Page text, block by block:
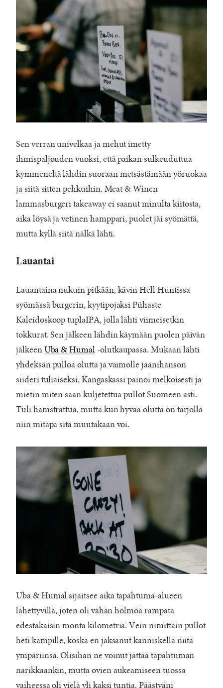
Sen verran univelkaa ja mehut imetty
ihmispaljouden vuoksi, että paikan sulkeuduttua
kymmeneltä lähdin suoraan metsästämään yöruokaa
ja siitä sitten pehkuihin. Meat & Winen
lammasburgeri takeaway ei saanut minulta kiitosta,
aika löysä ja vetinen hamppari, puolet jäi syömättä,
mutta kyllä siitä nälkä lähti.
Lauantai
Lauantaina nukuin pitkään, kävin Hell Huntissa
syömässä burgerin, kyytipojaksi Pühaste
Kaleidoskoop tuplaIPA, jolla lähti viimeisetkin
tokkurat. Sen jälkeen lähdin käymään puolen päivän
jälkeen Uba & Humal-olutkaupassa. Mukaan lähti
yhdeksän pulloa olutta ja vaimolle jaanihanson
siideri tuliaiseksi. Kangaskassi painoi melkoisesti ja
mietin miten saan kuljetettua pullot Suomeen asti.
Tuli hamstrattua, mutta kun hyvää olutta on tarjolla
niin mitäpä sitä muutakaan voi.
Uba & Humal sijaitsee aika tapahtuma-alueen
lähettyvillä, joten oli vähän hölmöä rampata
edestakaisin monta kilometriä. Vein nimittäin pullot
heti kämpille, koska en jaksanut kanniskella niitä
ympäriinsä. Olisihan ne voinut jättää tapahtuman
narikkaankin, mutta ovien aukeamiseen tuossa
vaiheessa oli vielä yli kaksi tuntia. Päästyäni